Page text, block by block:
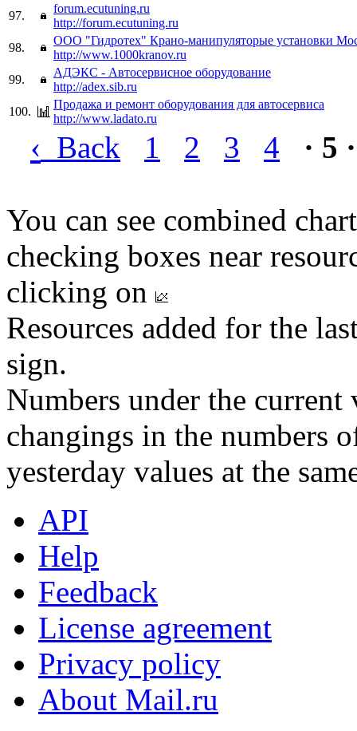
97.
forum.ecutuning.ru
http://forum.ecutuning.ru
98.
ООО "Гидротех" Крано-манипуляторые установки
http://www.1000kranov.ru
99.
АДЭКС - Автосервисное оборудование
http://adex.sib.ru
100.
Продажа и ремонт оборудования для автосервиса
http://www.ladato.ru
‹ Back 1 2 3 4 · 5 ·
You can see combined
checking boxes near
clicking on
Resources added for the
sign.
Numbers under the
changings in the numbers
yesterday values at the
API
Help
Feedback
License agreement
Privacy policy
About Mail.ru